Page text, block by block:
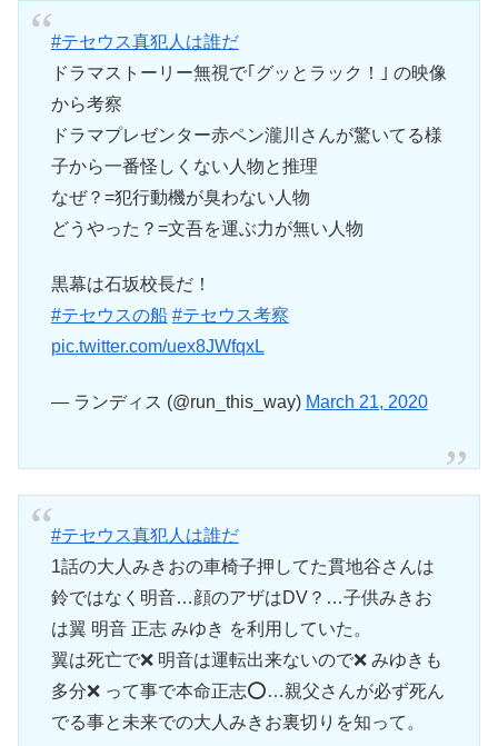
#テセウス真犯人は誰だ
ドラマストーリー無視で｢グッとラック！｣ の映像
から考察
ドラマプレゼンター赤ペン瀧川さんが驚いてる様
子から一番怪しくない人物と推理
なぜ？=犯行動機が臭わない人物
どうやった？=文吾を運ぶ力が無い人物
黒幕は石坂校長だ！
#テセウスの船 #テセウス考察
pic.twitter.com/uex8JWfqxL
— ランディス (@run_this_way) March 21, 2020
#テセウス真犯人は誰だ
1話の大人みきおの車椅子押してた貫地谷さんは
鈴ではなく明音…顔のアザはDV？…子供みきお
は翼 明音 正志 みゆき を利用していた。
翼は死亡で❌ 明音は運転出来ないので❌ みゆきも
多分❌ って事で本命正志⭕️…親父さんが必ず死ん
でる事と未来での大人みきお裏切りを知って。